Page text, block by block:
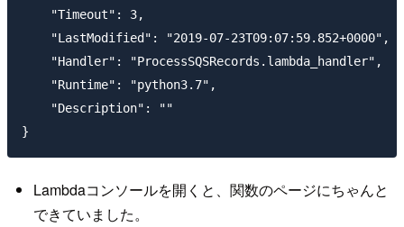
    "Timeout": 3,
    "LastModified": "2019-07-23T09:07:59.852+0000",
    "Handler": "ProcessSQSRecords.lambda_handler",
    "Runtime": "python3.7",
    "Description": ""
Lambdaコンソールを開くと、関数のページにちゃんと
できていました。